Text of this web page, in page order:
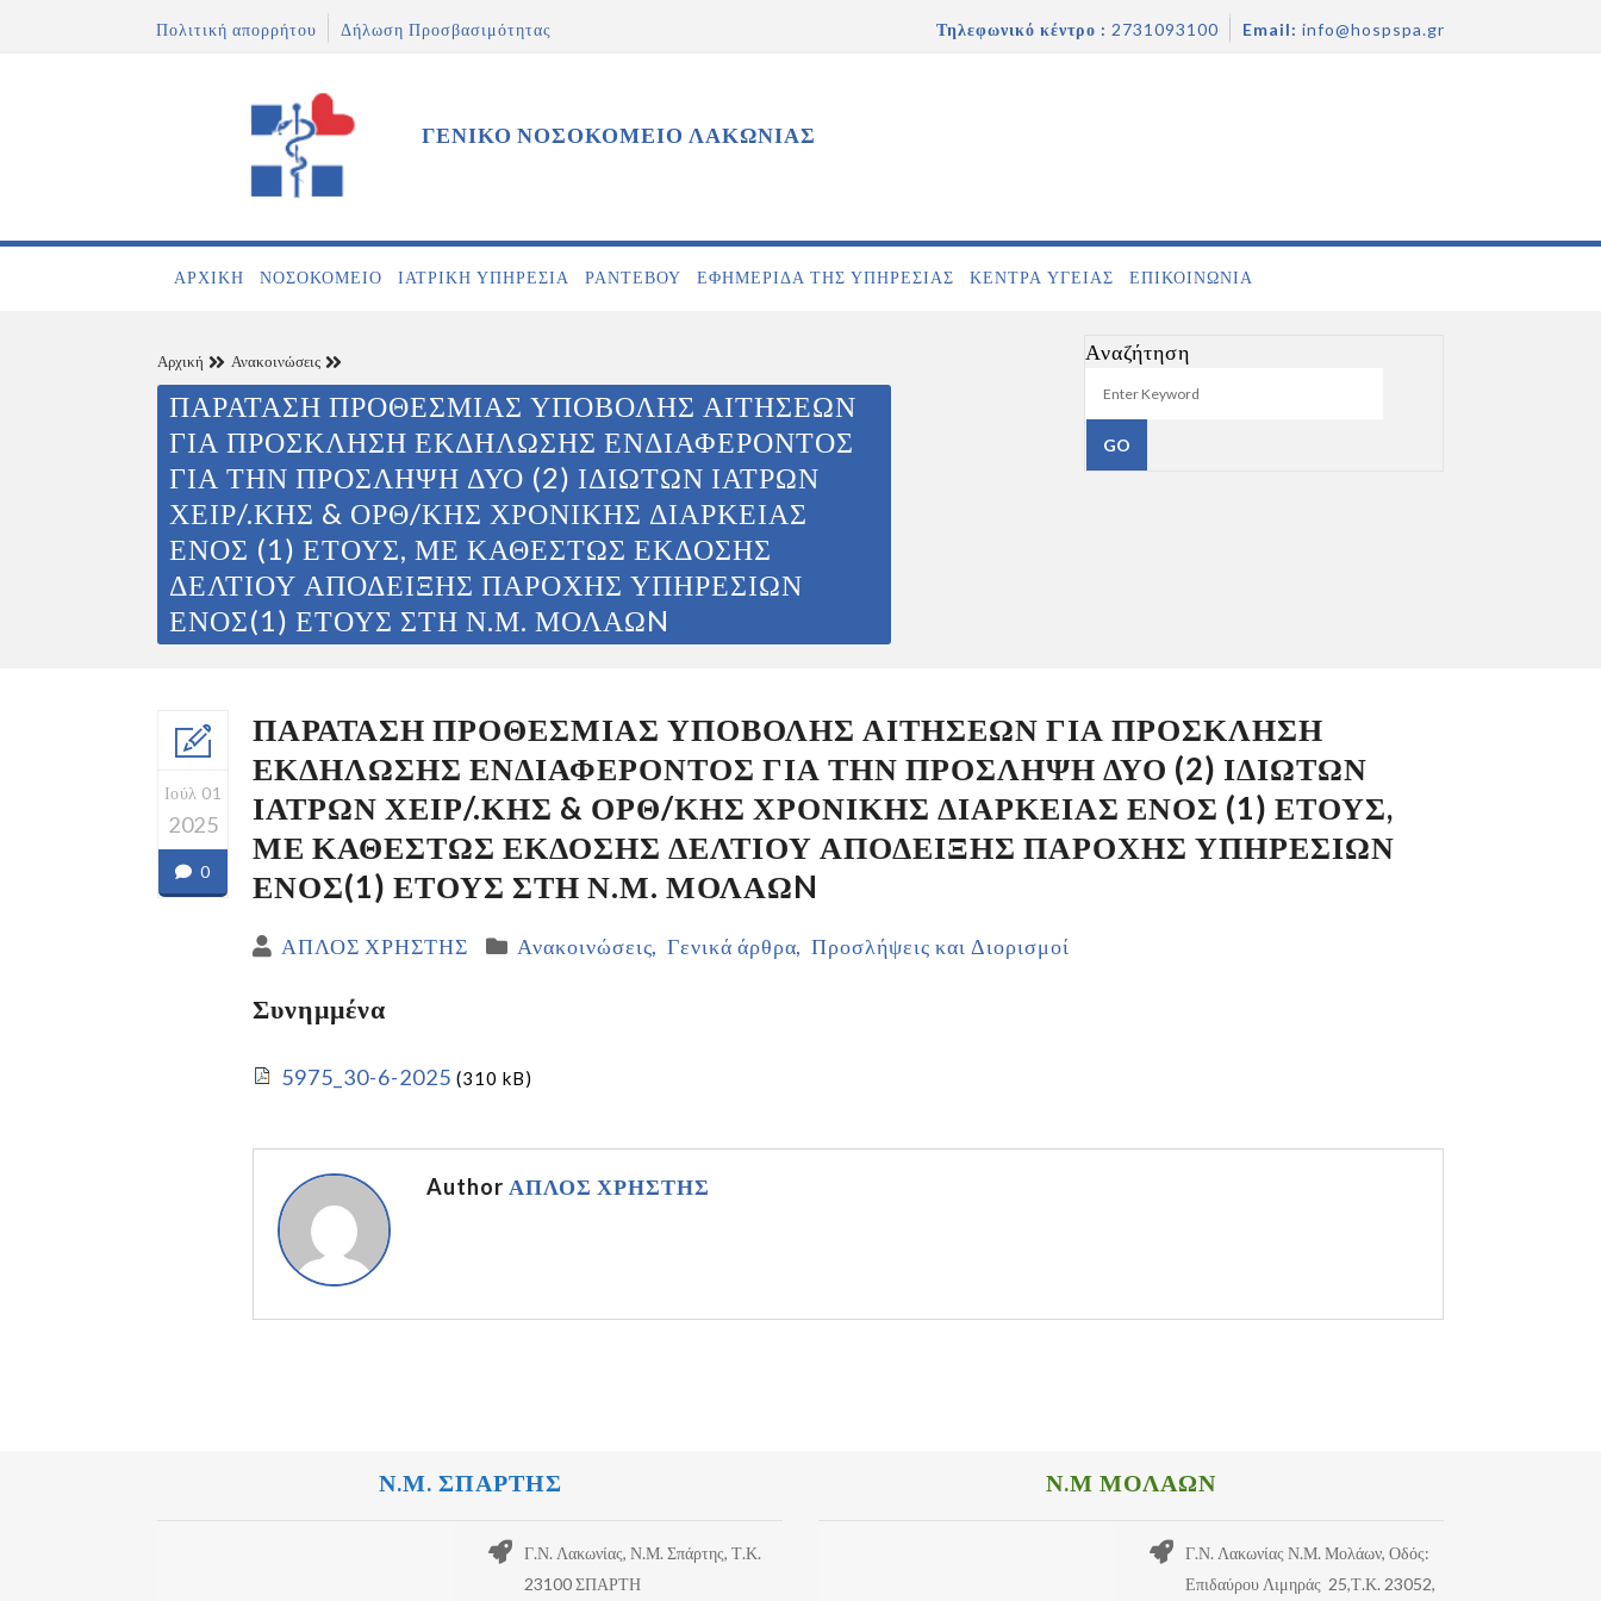
Πολιτική απορρήτου Δήλωση Προσβασιμότητας Τηλεφωνικό κέντρο : 2731093100 Email: info@hospspa.gr
ΓΕΝΙΚΟ ΝΟΣΟΚΟΜΕΙΟ ΛΑΚΩΝΙΑΣ
ΑΡΧΙΚΉ ΝΟΣΟΚΟΜΕΊΟ ΙΑΤΡΙΚΉ ΥΠΗΡΕΣΊΑ ΡΑΝΤΕΒΟΎ ΕΦΗΜΕΡΊΔΑ ΤΗΣ ΥΠΗΡΕΣΊΑΣ ΚΕΝΤΡΑ ΥΓΕΙΑΣ ΕΠΙΚΟΙΝΩΝΊΑ
Αρχική Ανακοινώσεις
ΠΑΡΑΤΑΣΗ ΠΡΟΘΕΣΜΙΑΣ ΥΠΟΒΟΛΗΣ ΑΙΤΗΣΕΩΝ
ΓΙΑ ΠΡΟΣΚΛΗΣΗ ΕΚΔΗΛΩΣΗΣ ΕΝΔΙΑΦΕΡΟΝΤΟΣ
ΓΙΑ ΤΗΝ ΠΡΟΣΛΗΨΗ ΔΥΟ (2) ΙΔΙΩΤΩΝ ΙΑΤΡΩΝ
ΧΕΙΡ/.ΚΗΣ & ΟΡΘ/ΚΗΣ ΧΡΟΝΙΚΗΣ ΔΙΑΡΚΕΙΑΣ
ΕΝΟΣ (1) ΕΤΟΥΣ, ΜΕ ΚΑΘΕΣΤΩΣ ΕΚΔΟΣΗΣ
ΔΕΛΤΙΟΥ ΑΠΟΔΕΙΞΗΣ ΠΑΡΟΧΗΣ ΥΠΗΡΕΣΙΩΝ
ΕΝΟΣ(1) ΕΤΟΥΣ ΣΤΗ Ν.Μ. ΜΟΛΑΩN
Αναζήτηση
Ιούλ 01
2025
0
ΠΑΡΑΤΑΣΗ ΠΡΟΘΕΣΜΙΑΣ ΥΠΟΒΟΛΗΣ ΑΙΤΗΣΕΩΝ ΓΙΑ ΠΡΟΣΚΛΗΣΗ
ΕΚΔΗΛΩΣΗΣ ΕΝΔΙΑΦΕΡΟΝΤΟΣ ΓΙΑ ΤΗΝ ΠΡΟΣΛΗΨΗ ΔΥΟ (2) ΙΔΙΩΤΩΝ
ΙΑΤΡΩΝ ΧΕΙΡ/.ΚΗΣ & ΟΡΘ/ΚΗΣ ΧΡΟΝΙΚΗΣ ΔΙΑΡΚΕΙΑΣ ΕΝΟΣ (1) ΕΤΟΥΣ,
ΜΕ ΚΑΘΕΣΤΩΣ ΕΚΔΟΣΗΣ ΔΕΛΤΙΟΥ ΑΠΟΔΕΙΞΗΣ ΠΑΡΟΧΗΣ ΥΠΗΡΕΣΙΩΝ
ΕΝΟΣ(1) ΕΤΟΥΣ ΣΤΗ Ν.Μ. ΜΟΛΑΩN
ΑΠΛΟΣ ΧΡΗΣΤΗΣ Ανακοινώσεις Γενικά άρθρα Προσλήψεις και Διορισμοί
Συνημμένα
5975_30-6-2025 (310 kB)
Author ΑΠΛΟΣ ΧΡΗΣΤΗΣ
Ν.Μ. ΣΠΑΡΤΗΣ Ν.Μ ΜΟΛΑΩΝ
Γ.Ν. Λακωνίας, Ν.Μ. Σπάρτης, Τ.Κ.
23100 ΣΠΑΡΤΗ
Γ.Ν. Λακωνίας Ν.Μ. Μολάων, Οδός:
Επιδαύρου Λιμηράς 25,Τ.Κ. 23052,